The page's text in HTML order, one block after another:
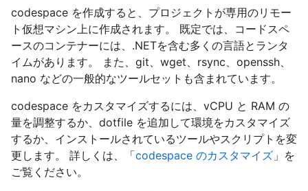
codespace を作成すると、プロジェクトが専用のリモー
ト仮想マシン上に作成されます。 既定では、コードスペ
ースのコンテナーには、.NETを含む多くの言語とランタ
イムがあります。 また、git、wget、rsync、openssh、
nano などの一般的なツールセットも含まれています。
codespace をカスタマイズするには、vCPU と RAM の
量を調整するか、dotfile を追加して環境をカスタマイズ
するか、インストールされているツールやスクリプトを変
更します。 詳しくは、「codespace のカスタマイズ 」を
ご覧ください。